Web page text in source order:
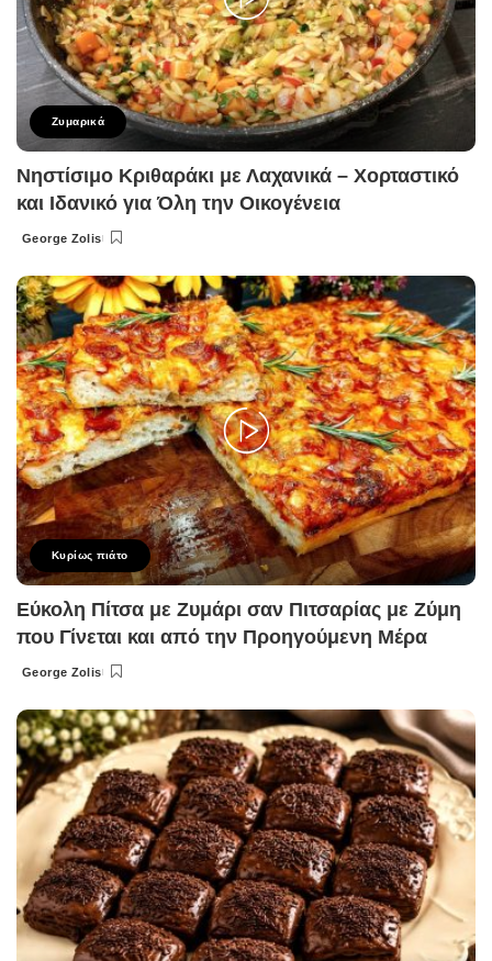
Ζυμαρικά
Νηστίσιμο Κριθαράκι με Λαχανικά – Χορταστικό
και Ιδανικό για Όλη την Οικογένεια
Posted
George Zolis
Κυρίως πιάτο
Εύκολη Πίτσα με Ζυμάρι σαν Πιτσαρίας με Ζύμη
που Γίνεται και από την Προηγούμενη Μέρα
Posted
George Zolis